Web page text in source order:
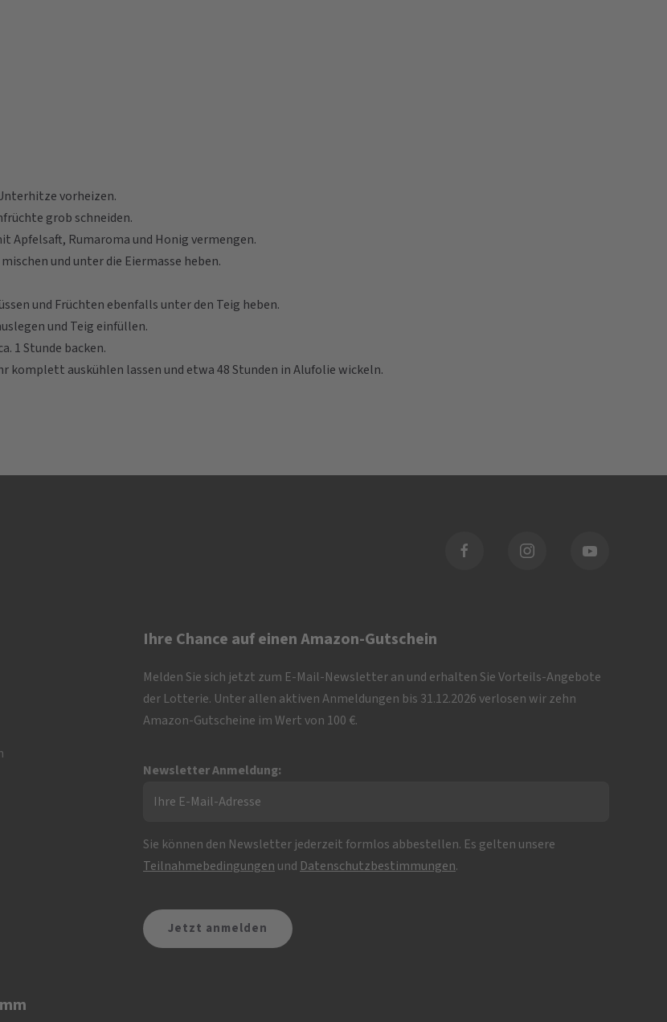
vorheizen.
grob schneiden.
Apfelsaft, Rumaroma und Honig vermengen.
und unter die Eiermasse heben.
und Früchten ebenfalls unter den Teig heben.
und Teig einfüllen.
1 Stunde backen.
komplett auskühlen lassen und etwa 48 Stunden in Alufolie wickeln.
Ihre Chance auf einen Amazon-Gutschein
Melden Sie sich jetzt zum E-Mail-Newsletter an und erhalten Sie Vorteils-Angebote
der Lotterie. Unter allen aktiven Anmeldungen bis 31.12.2026 verlosen wir zehn
Amazon-Gutscheine im Wert von 100 €.
Newsletter Anmeldung:
Sie können den Newsletter jederzeit formlos abbestellen. Es gelten unsere
Teilnahmebedingungen und Datenschutzbestimmungen.